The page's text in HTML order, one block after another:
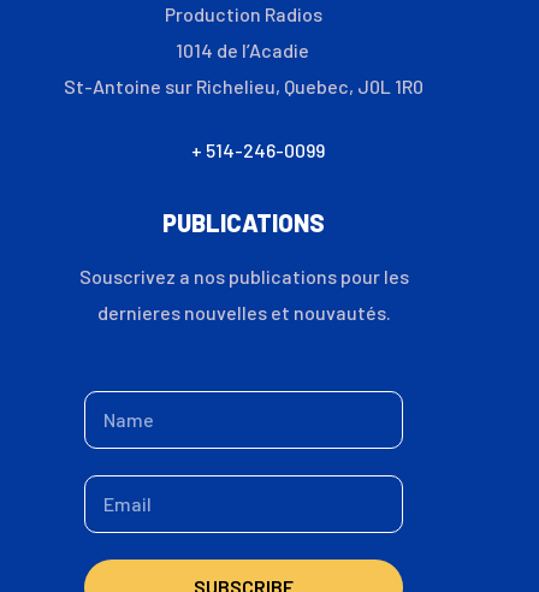
Production Radios
1014 de l’Acadie
St-Antoine sur Richelieu, Quebec, J0L 1R0
+ 514-246-0099
PUBLICATIONS
Souscrivez a nos publications pour les
dernieres nouvelles et nouvautés.
SUBSCRIBE